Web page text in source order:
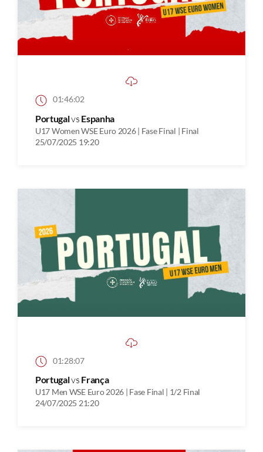
01:46:02
Portugalvs Espanha
U17 Women WSE Euro 2026 | Fase Final | Final
25/07/2025 19:20
01:28:07
Portugalvs França
U17 Men WSE Euro 2026 | Fase Final | 1/2 Final
24/07/2025 21:20